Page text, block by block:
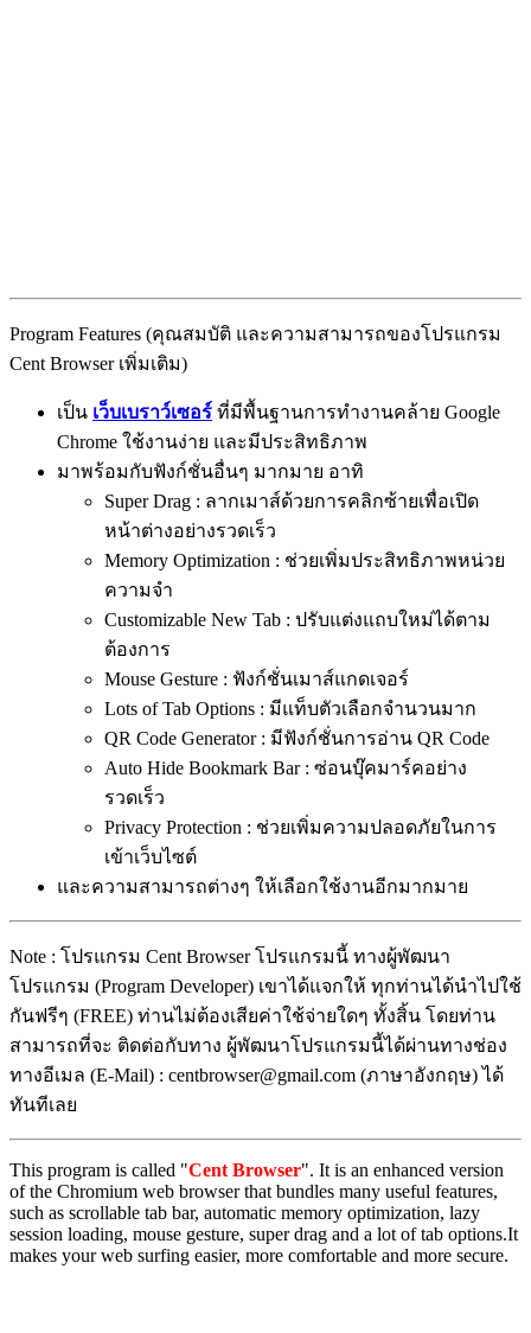
Program Features (คุณสมบัติ และความสามารถของโปรแกรม
Cent Browser เพิ่มเติม)
เป็น เว็บเบราว์เซอร์ ที่มีพื้นฐานการทำงานคล้าย Google
Chrome ใช้งานง่าย และมีประสิทธิภาพ
มาพร้อมกับฟังก์ชั่นอื่นๆ มากมาย อาทิ
Super Drag : ลากเมาส์ด้วยการคลิกซ้ายเพื่อเปิด
หน้าต่างอย่างรวดเร็ว
Memory Optimization : ช่วยเพิ่มประสิทธิภาพหน่วย
ความจำ
Customizable New Tab : ปรับแต่งแถบใหม่ได้ตาม
ต้องการ
Mouse Gesture : ฟังก์ชั่นเมาส์แกดเจอร์
Lots of Tab Options : มีแท็บตัวเลือกจำนวนมาก
QR Code Generator : มีฟังก์ชั่นการอ่าน QR Code
Auto Hide Bookmark Bar : ซ่อนบุ๊คมาร์คอย่าง
รวดเร็ว
Privacy Protection : ช่วยเพิ่มความปลอดภัยในการ
เข้าเว็บไซต์
และความสามารถต่างๆ ให้เลือกใช้งานอีกมากมาย
Note : โปรแกรม Cent Browser โปรแกรมนี้ ทางผู้พัฒนา
โปรแกรม (Program Developer) เขาได้แจกให้ ทุกท่านได้นำไปใช้
กันฟรีๆ (FREE) ท่านไม่ต้องเสียค่าใช้จ่ายใดๆ ทั้งสิ้น โดยท่าน
สามารถที่จะ ติดต่อกับทาง ผู้พัฒนาโปรแกรมนี้ได้ผ่านทางช่อง
ทางอีเมล (E-Mail) : centbrowser@gmail.com (ภาษาอังกฤษ) ได้
ทันทีเลย
This program is called "Cent Browser". It is an enhanced version
of the Chromium web browser that bundles many useful features,
such as scrollable tab bar, automatic memory optimization, lazy
session loading, mouse gesture, super drag and a lot of tab options.It
makes your web surfing easier, more comfortable and more secure.